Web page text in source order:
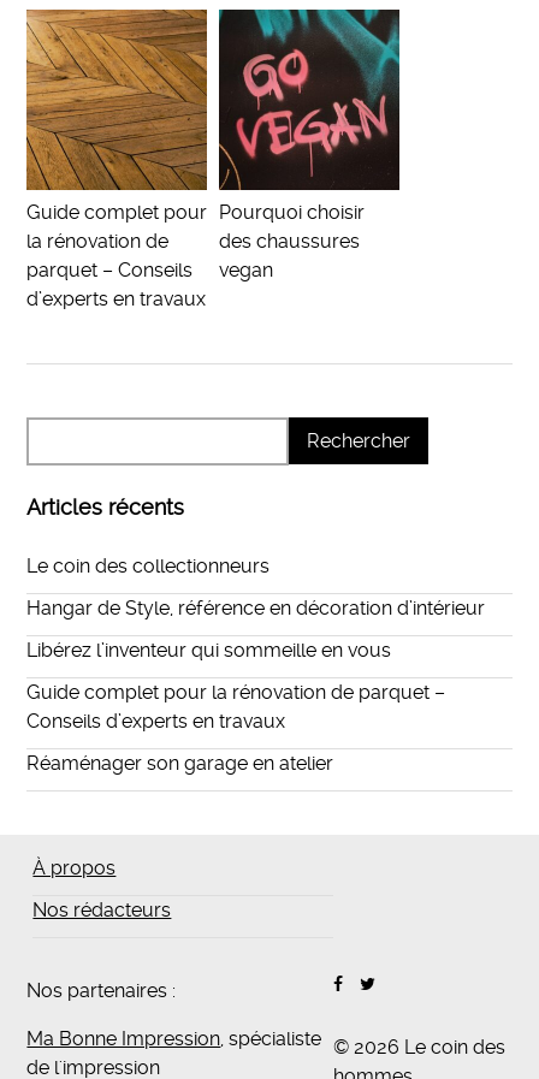
Guide complet pour
la rénovation de
parquet – Conseils
d’experts en travaux
Pourquoi choisir
des chaussures
vegan
Articles récents
Le coin des collectionneurs
Hangar de Style, référence en décoration d’intérieur
Libérez l’inventeur qui sommeille en vous
Guide complet pour la rénovation de parquet –
Conseils d’experts en travaux
Réaménager son garage en atelier
À propos
Nos rédacteurs
Nos partenaires :
Ma Bonne Impression , spécialiste
de l'impression
© 2026 Le coin des